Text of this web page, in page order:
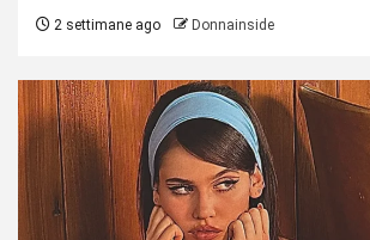
2 settimane ago Donnainside